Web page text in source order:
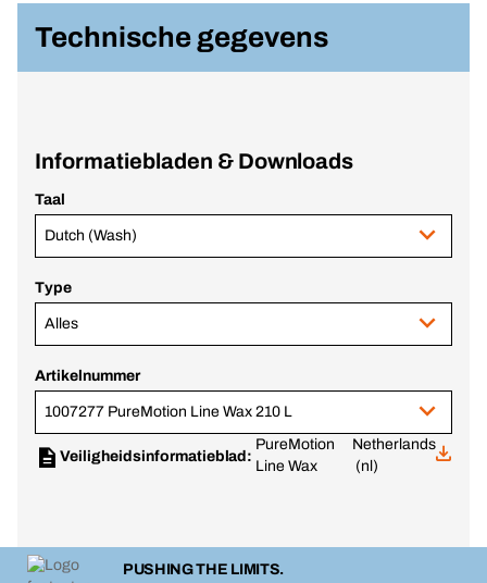
Technische gegevens
Informatiebladen & Downloads
Taal
Dutch (Wash)
Type
Alles
Artikelnummer
1007277 PureMotion Line Wax 210 L
Veiligheidsinformatieblad:
PureMotion
Line Wax
Netherlands
(nl)
PUSHING THE LIMITS.